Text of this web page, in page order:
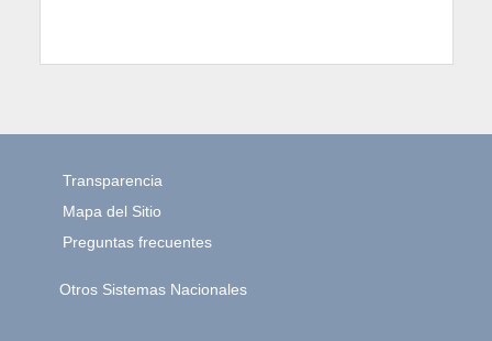
Transparencia
Mapa del Sitio
Preguntas frecuentes
Otros Sistemas Nacionales